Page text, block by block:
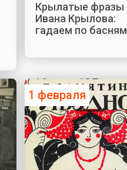
Крылатые фразы
Ивана Крылова:
гадаем по басням
1 февраля